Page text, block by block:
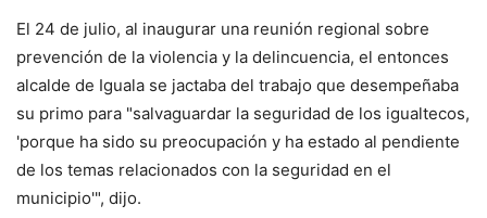
El 24 de julio, al inaugurar una reunión regional sobre
prevención de la violencia y la delincuencia, el entonces
alcalde de Iguala se jactaba del trabajo que desempeñaba
su primo para "salvaguardar la seguridad de los igualtecos,
'porque ha sido su preocupación y ha estado al pendiente
de los temas relacionados con la seguridad en el
municipio'", dijo.